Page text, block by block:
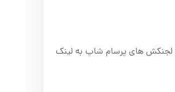
لجنکش های پرسام شاپ به لینک